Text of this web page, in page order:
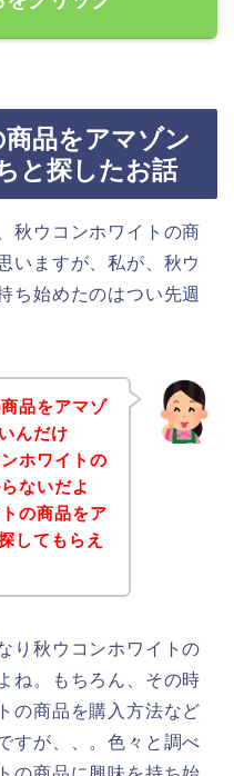
品をアマゾン
と探したお話
秋ウコンホワイトの商
いますが、私が、秋ウ
ち始めたのはつい先週
品をアマゾ
んだけ
ホワイトの
ないだよ
の商品をア
してもらえ
り秋ウコンホワイトの
ね。もちろん、その時
の商品を購入方法など
すが、、。色々と調べ